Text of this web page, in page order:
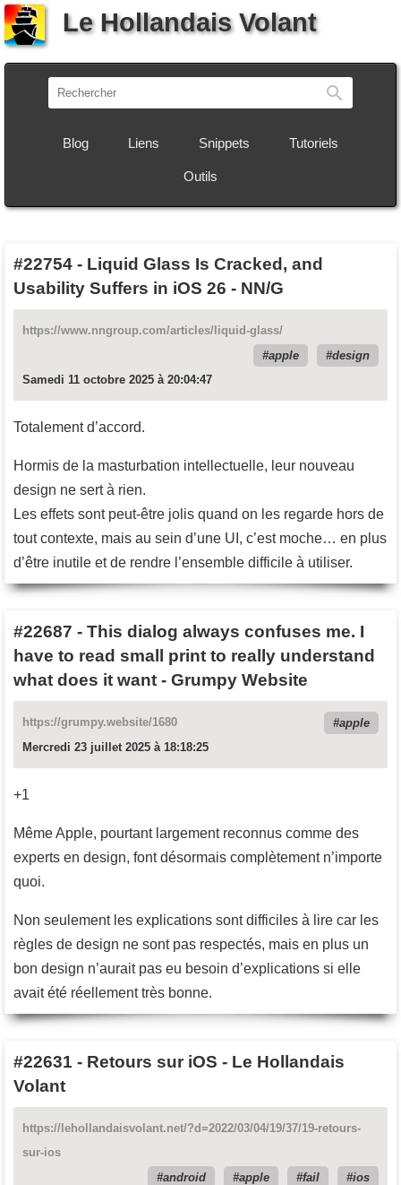
Le Hollandais Volant
Blog Liens Snippets Tutoriels
Outils
#22754 - Liquid Glass Is Cracked, and
Usability Suffers in iOS 26 - NN/G
https://www.nngroup.com/articles/liquid-glass/
apple
design
Samedi 11 octobre 2025 à 20:04:47
Totalement d’accord.
Hormis de la masturbation intellectuelle, leur nouveau
design ne sert à rien.
Les effets sont peut-être jolis quand on les regarde hors de
tout contexte, mais au sein d’une UI, c’est moche… en plus
d’être inutile et de rendre l’ensemble difficile à utiliser.
#22687 - This dialog always confuses me. I
have to read small print to really understand
what does it want - Grumpy Website
https://grumpy.website/1680
apple
Mercredi 23 juillet 2025 à 18:18:25
+1
Même Apple, pourtant largement reconnus comme des
experts en design, font désormais complètement n’importe
quoi.
Non seulement les explications sont difficiles à lire car les
règles de design ne sont pas respectés, mais en plus un
bon design n’aurait pas eu besoin d’explications si elle
avait été réellement très bonne.
#22631 - Retours sur iOS - Le Hollandais
Volant
https://lehollandaisvolant.net/?d=2022/03/04/19/37/19-retours-
sur-ios
android
apple fail
ios